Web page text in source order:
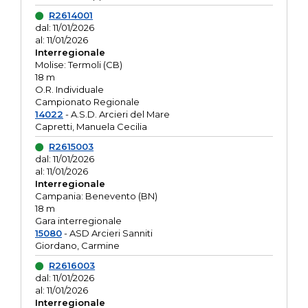
R2614001
dal: 11/01/2026
al: 11/01/2026
Interregionale
Molise: Termoli (CB)
18 m
O.R. Individuale
Campionato Regionale
14022 - A.S.D. Arcieri del Mare
Capretti, Manuela Cecilia
R2615003
dal: 11/01/2026
al: 11/01/2026
Interregionale
Campania: Benevento (BN)
18 m
Gara interregionale
15080- ASD Arcieri Sanniti
Giordano, Carmine
R2616003
dal: 11/01/2026
al: 11/01/2026
Interregionale